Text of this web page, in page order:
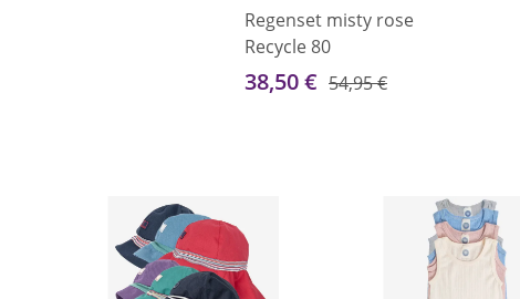
Regenset misty rose
Recycle 80
38,50 € 54,95 €